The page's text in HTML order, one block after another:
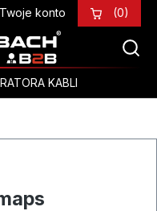
Twoje konto (0)
KABLI